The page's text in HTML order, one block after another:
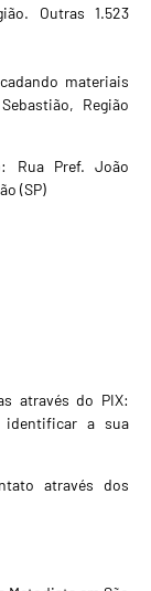
Outras 1.523
materiais
Região
Rua Pref. João
(SP)
através do PIX:
identificar a sua
através dos